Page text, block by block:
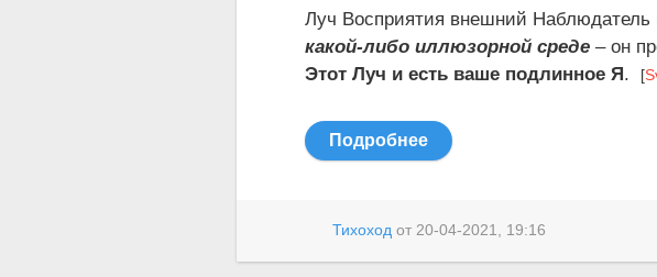
Луч Восприятия внешний
какой-либо иллюзорной среде– он
Этот Луч и есть ваше подлинное Я. [
Подробнее
Тихоход от 20-04-2021, 19:16